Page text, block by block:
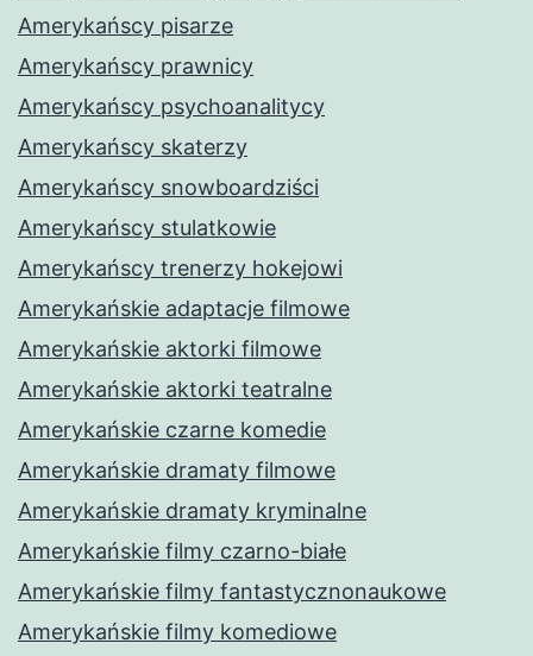
Amerykańscy pisarze
Amerykańscy prawnicy
Amerykańscy psychoanalitycy
Amerykańscy skaterzy
Amerykańscy snowboardziści
Amerykańscy stulatkowie
Amerykańscy trenerzy hokejowi
Amerykańskie adaptacje filmowe
Amerykańskie aktorki filmowe
Amerykańskie aktorki teatralne
Amerykańskie czarne komedie
Amerykańskie dramaty filmowe
Amerykańskie dramaty kryminalne
Amerykańskie filmy czarno-białe
Amerykańskie filmy fantastycznonaukowe
Amerykańskie filmy komediowe